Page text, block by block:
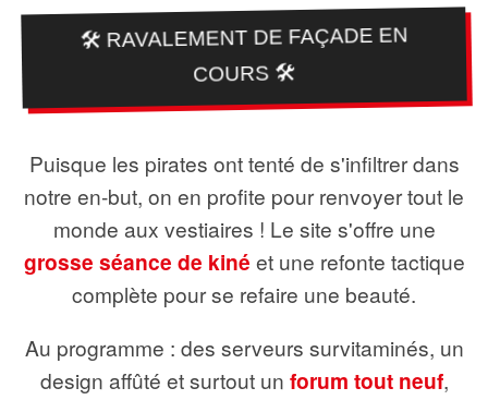
🛠️ RAVALEMENT DE FAÇADE EN
COURS 🛠️
Puisque les pirates ont tenté de s'infiltrer dans
notre en-but, on en profite pour renvoyer tout le
monde aux vestiaires ! Le site s'offre une
grosse séance de kiné et une refonte tactique
complète pour se refaire une beauté.
Au programme : des serveurs survitaminés, un
design affûté et surtout un forum tout neuf,